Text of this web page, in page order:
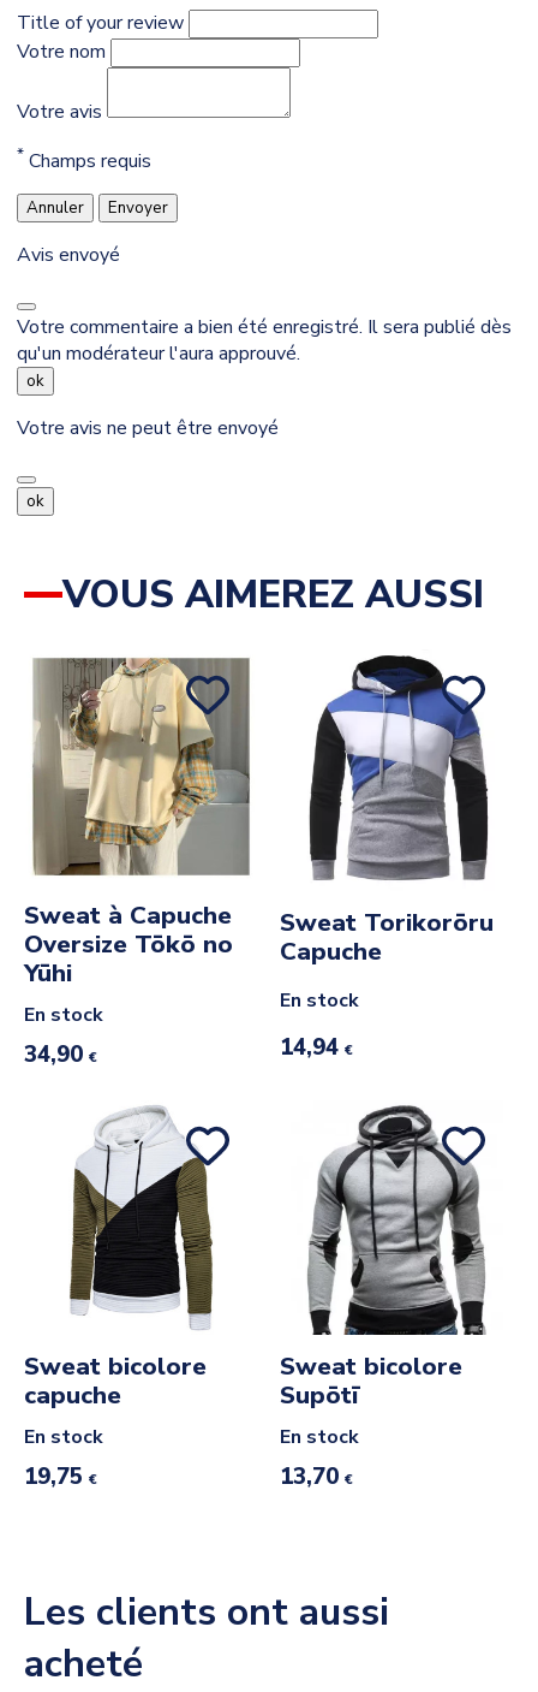
Title of your review
Votre nom
Votre avis
* Champs requis
Annuler Envoyer
Avis envoyé
Votre commentaire a bien été enregistré. Il sera publié dès
qu'un modérateur l'aura approuvé.
ok
Votre avis ne peut être envoyé
ok
VOUS AIMEREZ AUSSI
Sweat à Capuche
Oversize Tōkō no
Yūhi
En stock
34,90 €
Sweat Torikorōru
Capuche
En stock
14,94 €
Sweat bicolore
capuche
En stock
19,75 €
Sweat bicolore
Supōtī
En stock
13,70 €
Les clients ont aussi
acheté